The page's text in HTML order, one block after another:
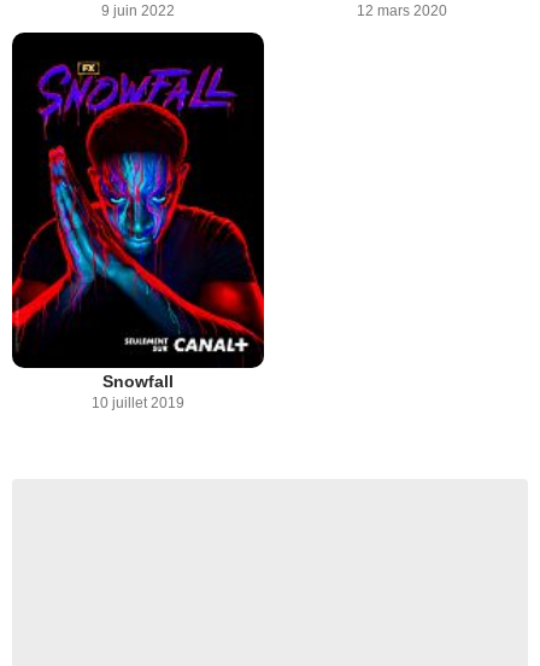
9 juin 2022 12 mars 2020
Snowfall
10 juillet 2019